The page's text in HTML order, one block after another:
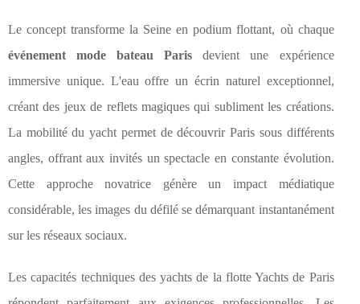
Le concept transforme la Seine en podium flottant, où chaque
événement mode bateau Paris devient une expérience
immersive unique. L'eau offre un écrin naturel exceptionnel,
créant des jeux de reflets magiques qui subliment les créations.
La mobilité du yacht permet de découvrir Paris sous différents
angles, offrant aux invités un spectacle en constante évolution.
Cette approche novatrice génère un impact médiatique
considérable, les images du défilé se démarquant instantanément
sur les réseaux sociaux.
Les capacités techniques des yachts de la flotte Yachts de Paris